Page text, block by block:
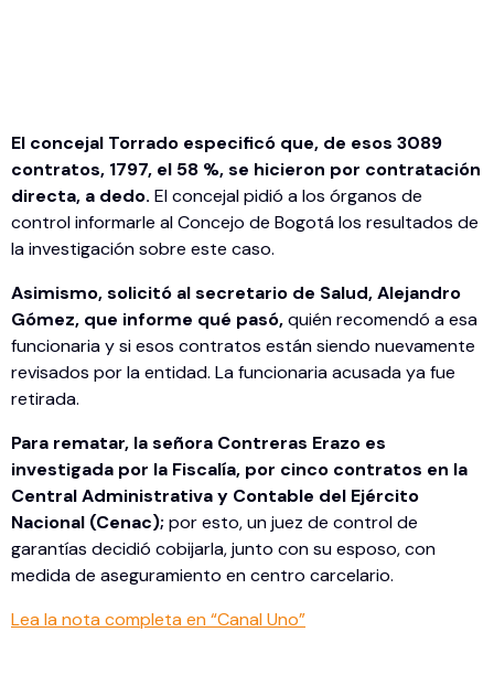
El concejal Torrado especificó que, de esos 3089
contratos, 1797, el 58 %, se hicieron por contratación
directa, a dedo. El concejal pidió a los órganos de
control informarle al Concejo de Bogotá los resultados de
la investigación sobre este caso.
Asimismo, solicitó al secretario de Salud, Alejandro
Gómez, que informe qué pasó,quién recomendó a esa
funcionaria y si esos contratos están siendo nuevamente
revisados por la entidad. La funcionaria acusada ya fue
retirada.
Para rematar, la señora Contreras Erazo es
investigada por la Fiscalía, por cinco contratos en la
Central Administrativa y Contable del Ejército
Nacional (Cenac); por esto, un juez de control de
garantías decidió cobijarla, junto con su esposo, con
medida de aseguramiento en centro carcelario.
Lea la nota completa en “Canal Uno”